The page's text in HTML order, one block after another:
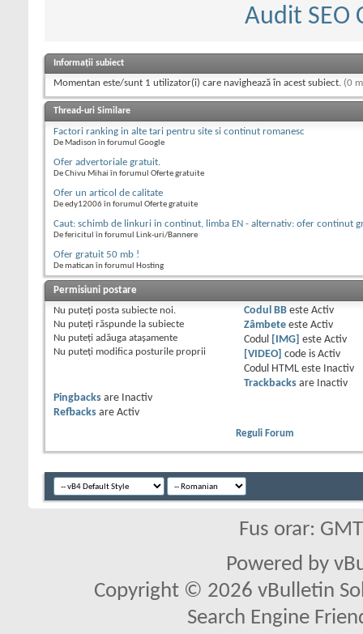
Audit SEO
Informații subiect
Momentan este/sunt 1 utilizator(i) care navighează în acest subiect. (0
Thread-uri Similare
Factori ranking in alte tari pentru site si continut romanesc
De Madison în forumul Google
Ofer advertoriale gratuit.
De Chivu Mihai în forumul Oferte gratuite
Ofer un articol de calitate
De edy12006 în forumul Oferte gratuite
Caut: schimb de linkuri in continut, limba EN - alternativ: ofer continut
De fericitul în forumul Link-uri/Bannere
Ofer gratuit 50 mb !
De matican în forumul Hosting
Permisiuni postare
Nu puteţi posta subiecte noi.
Nu puteţi răspunde la subiecte
Nu puteţi adăuga ataşamente
Nu puteţi modifica posturile proprii
Codul BBeste Activ
Zâmbeteeste Activ
Codul
[IMG] este Activ
[VIDEO]
code is Activ
Codul HTML este
Inactiv
Trackbacksare
Inactiv
Pingbacks are
Inactiv
Refbacks are Activ
Reguli Forum
Fus orar:
Powered by
Copyright © 2026 vBulletin
Search Engine